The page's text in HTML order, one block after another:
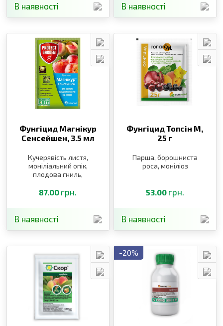
В наявності В наявності
Фунгіцид Магнікур
Сенсейшен, 3.5 мл
Кучерявість листя,
моніліальний опік,
плодова гниль,
парша, плодова гниль
87.00 грн.
В наявності
Фунгіцид Топсін М,
25 г
Парша, борошниста
роса, моніліоз
53.00 грн.
В наявності
-20%